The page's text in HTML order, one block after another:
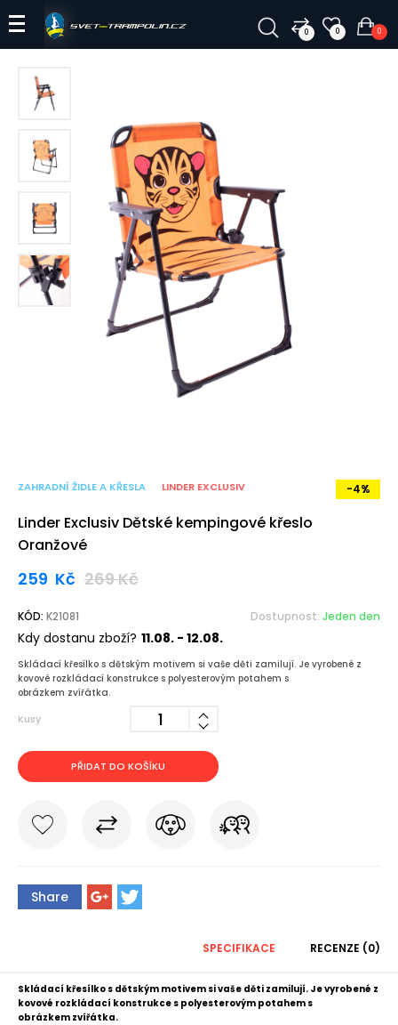
0 0 0
ZAHRADNÍ ŽIDLE A KŘESLA LINDER EXCLUSIV -4%
Linder Exclusiv Dětské kempingové křeslo
Oranžové
259 Kč 269Kč
KÓD: K21081 Dostupnost: Jeden den
Kdy dostanu zboží? 11.08. - 12.08.
Skládací křesílko s dětským motivem si vaše děti zamilují. Je vyrobené z
kovové rozkládací konstrukce s polyesterovým potahem s
obrázkem zvířátka.
Kusy
PŘIDAT DO KOŠÍKU
Share
SPECIFIKACE RECENZE (0)
Skládací křesílko s dětským motivem si vaše děti zamilují. Je vyrobené z
kovové rozkládací konstrukce s polyesterovým potahem s
obrázkem zvířátka.